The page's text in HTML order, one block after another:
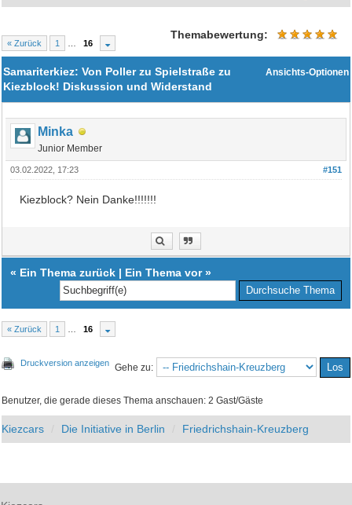
« Zurück 1 16
Themabewertung:
Ansichts-Optionen
Samariterkiez: Von Poller zu Spielstraße zu
Kiezblock! Diskussion und Widerstand
Minka
Junior Member
#151
03.02.2022, 17:23
Kiezblock? Nein Danke!!!!!!!
« Ein Thema zurück | Ein Thema vor»
« Zurück 1 16
Druckversion anzeigen Gehe zu:
Benutzer, die gerade dieses Thema anschauen: 2 Gast/Gäste
Kiezcars Die Initiative in Berlin Friedrichshain-Kreuzberg